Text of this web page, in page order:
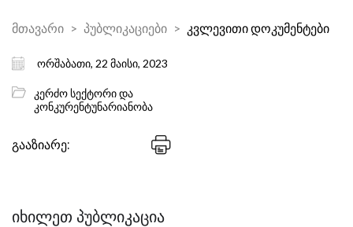
მთავარი პუბლიკაციები კვლევითი დოკუმენტები
ორშაბათი, 22 მაისი, 2023
კერძო სექტორი და
კონკურენტუნარიანობა
გააზიარე:
ᲘᲮᲘᲚᲔᲗ ᲞᲣᲑᲚᲘᲙᲐᲪᲘᲐ